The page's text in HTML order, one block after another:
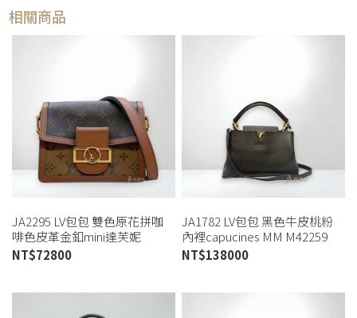
相關商品
JA2295 LV包包 雙色原花拼咖
啡色皮革金釦mini達芙妮
M44580 (桃園店)
NT$72800
JA1782 LV包包 黑色牛皮桃粉
內裡capucines MM M42259
(桃園店)
NT$138000